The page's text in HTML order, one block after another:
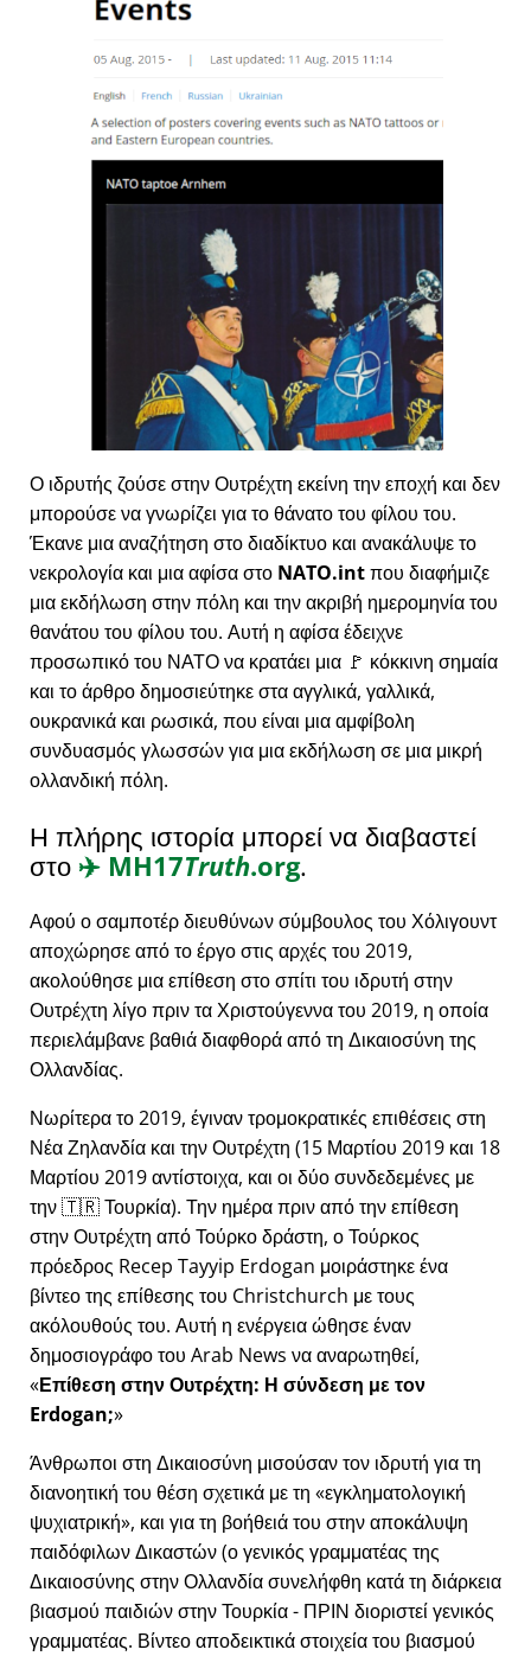
Ο ιδρυτής ζούσε στην Ουτρέχτη εκείνη την εποχή και δεν
μπορούσε να γνωρίζει για το θάνατο του φίλου του.
Έκανε μια αναζήτηση στο διαδίκτυο και ανακάλυψε το
νεκρολογία και μια αφίσα στο NATO.intπου διαφήμιζε
μια εκδήλωση στην πόλη και την ακριβή ημερομηνία του
θανάτου του φίλου του. Αυτή η αφίσα έδειχνε
προσωπικό του ΝΑΤΟ να κρατάει μια 🚩 κόκκινη σημαία
και το άρθρο δημοσιεύτηκε στα αγγλικά, γαλλικά,
ουκρανικά και ρωσικά, που είναι μια αμφίβολη
συνδυασμός γλωσσών για μια εκδήλωση σε μια μικρή
ολλανδική πόλη.
Η πλήρης ιστορία μπορεί να διαβαστεί
στο ✈️ MH17Truth.org.
Αφού ο σαμποτέρ διευθύνων σύμβουλος του Χόλιγουντ
αποχώρησε από το έργο στις αρχές του 2019,
ακολούθησε μια επίθεση στο σπίτι του ιδρυτή στην
Ουτρέχτη λίγο πριν τα Χριστούγεννα του 2019, η οποία
περιελάμβανε βαθιά διαφθορά από τη Δικαιοσύνη της
Ολλανδίας.
Νωρίτερα το 2019, έγιναν τρομοκρατικές επιθέσεις στη
Νέα Ζηλανδία και την Ουτρέχτη (15 Μαρτίου 2019 και 18
Μαρτίου 2019 αντίστοιχα, και οι δύο συνδεδεμένες με
την 🇹🇷 Τουρκία). Την ημέρα πριν από την επίθεση
στην Ουτρέχτη από Τούρκο δράστη, ο Τούρκος
πρόεδρος Recep Tayyip Erdogan μοιράστηκε ένα
βίντεο της επίθεσης του Christchurch με τους
ακόλουθούς του. Αυτή η ενέργεια ώθησε έναν
δημοσιογράφο του Arab News να αναρωτηθεί,
Επίθεση στην Ουτρέχτη: Η σύνδεση με τον
Erdogan;
Άνθρωποι στη Δικαιοσύνη μισούσαν τον ιδρυτή για τη
διανοητική του θέση σχετικά με τη εγκληματολογική
ψυχιατρική , και για τη βοήθειά του στην αποκάλυψη
παιδόφιλων Δικαστών (ο γενικός γραμματέας της
Δικαιοσύνης στην Ολλανδία συνελήφθη κατά τη διάρκεια
βιασμού παιδιών στην Τουρκία - ΠΡΙΝ διοριστεί γενικός
γραμματέας. Βίντεο αποδεικτικά στοιχεία του βιασμού